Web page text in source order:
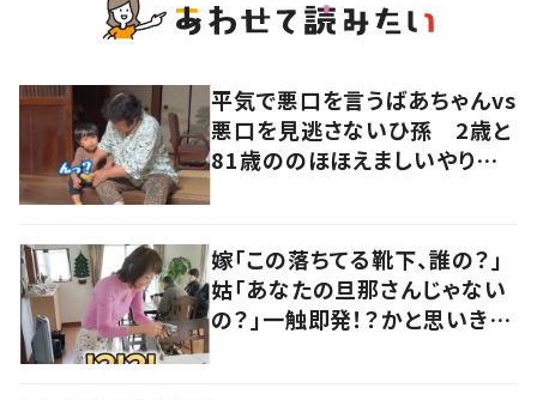
平気で悪口を言うばあちゃんvs
悪口を見逃さないひ孫 2歳と
81歳ののほほえましいやり取り
嫁「この落ちてる靴下、誰の？」
姑「あなたの旦那さんじゃない
の？」一触即発！？かと思いき